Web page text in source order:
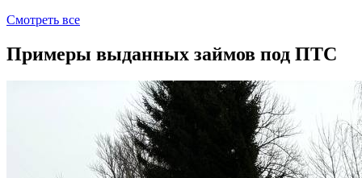
Смотреть все
Примеры выданных займов под ПТС